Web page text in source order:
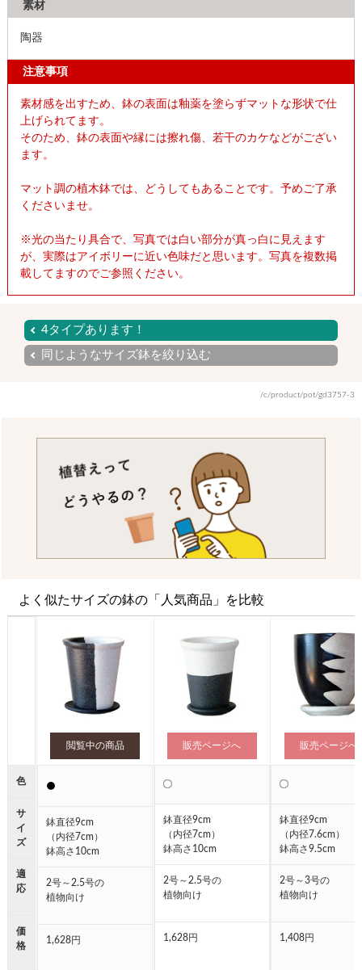
素材
陶器
注意事項
素材感を出すため、鉢の表面は釉薬を塗らずマットな形状で仕
上げられてます。
そのため、鉢の表面や縁には擦れ傷、若干のカケなどがござい
ます。
マット調の植木鉢では、どうしてもあることです。予めご了承
くださいませ。
※光の当たり具合で、写真では白い部分が真っ白に見えます
が、実際はアイボリーに近い色味だと思います。写真を複数掲
載してますのでご参照ください。
4タイプあります！
同じようなサイズ鉢を絞り込む
/c/product/pot/gd3757-3
よく似たサイズの鉢の「人気商品」を比較
色
サ
イ
ズ
適
応
価
格
閲覧中の商品
●
鉢直径9cm
（内径7cm）
鉢高さ10cm
2号～2.5号の
植物向け
1,628円
販売ページへ
●
鉢直径9cm
（内径7cm）
鉢高さ10cm
2号～2.5号の
植物向け
1,628円
販売ページへ
●
鉢直径9cm
（内径7.6cm）
鉢高さ9.5cm
2号～3号の
植物向け
1,408円